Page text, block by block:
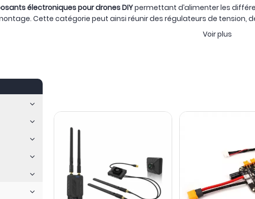
électroniques pour drones DIYpermettant d’alimenter les
Cette catégorie peut ainsi réunir des régulateurs de tension,
indique la position de la machine, alors qu’une solution RTK
informations d’identification du drone, tandis que des cartes de
de données.
comme les
peuvent alors faire circuler l’image entre la caméra, la liaison
Voir plus